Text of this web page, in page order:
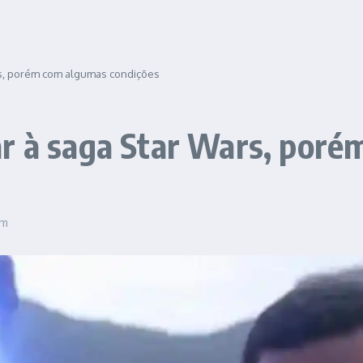
porém com algumas condições
à saga Star Wars,